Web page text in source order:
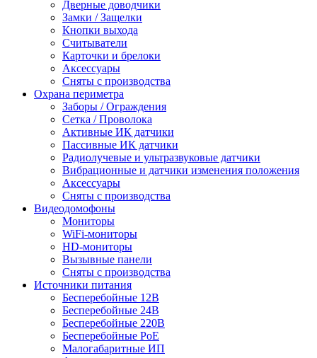
Дверные доводчики
Замки / Защелки
Кнопки выхода
Считыватели
Карточки и брелоки
Аксессуары
Сняты с производства
Охрана периметра
Заборы / Ограждения
Сетка / Проволока
Активные ИК датчики
Пассивные ИК датчики
Радиолучевые и ультразвуковые датчики
Вибрационные и датчики изменения положения
Аксессуары
Сняты с производства
Видеодомофоны
Мониторы
WiFi-мониторы
HD-мониторы
Вызывные панели
Сняты с производства
Источники питания
Бесперебойные 12В
Бесперебойные 24В
Бесперебойные 220В
Бесперебойные PoE
Малогабаритные ИП